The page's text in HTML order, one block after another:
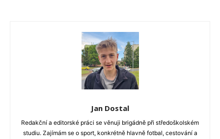
Jan Dostal
Redakční a editorské práci se věnuji brigádně při středoškolském
studiu. Zajímám se o sport, konkrétně hlavně fotbal, cestování a